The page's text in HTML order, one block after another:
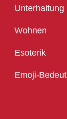
Unterhaltung
Wohnen
Esoterik
Emoji-